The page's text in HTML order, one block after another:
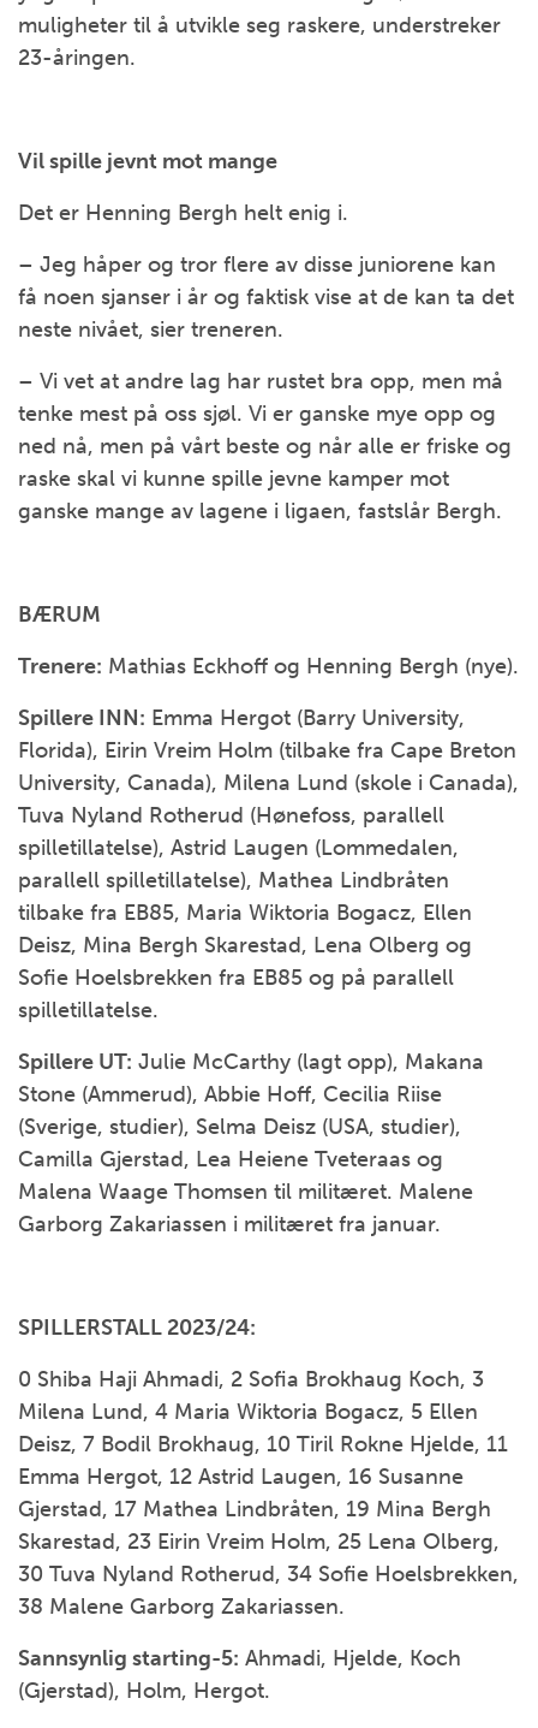
muligheter til å utvikle seg raskere, understreker
23-åringen.
Vil spille jevnt mot mange
Det er Henning Bergh helt enig i.
– Jeg håper og tror flere av disse juniorene kan
få noen sjanser i år og faktisk vise at de kan ta det
neste nivået, sier treneren.
– Vi vet at andre lag har rustet bra opp, men må
tenke mest på oss sjøl. Vi er ganske mye opp og
ned nå, men på vårt beste og når alle er friske og
raske skal vi kunne spille jevne kamper mot
ganske mange av lagene i ligaen, fastslår Bergh.
BÆRUM
Trenere: Mathias Eckhoff og Henning Bergh (nye).
Spillere INN: Emma Hergot (Barry University,
Florida), Eirin Vreim Holm (tilbake fra Cape Breton
University, Canada), Milena Lund (skole i Canada),
Tuva Nyland Rotherud (Hønefoss, parallell
spilletillatelse), Astrid Laugen (Lommedalen,
parallell spilletillatelse), Mathea Lindbråten
tilbake fra EB85, Maria Wiktoria Bogacz, Ellen
Deisz, Mina Bergh Skarestad, Lena Olberg og
Sofie Hoelsbrekken fra EB85 og på parallell
spilletillatelse.
Spillere UT: Julie McCarthy (lagt opp), Makana
Stone (Ammerud), Abbie Hoff, Cecilia Riise
(Sverige, studier), Selma Deisz (USA, studier),
Camilla Gjerstad, Lea Heiene Tveteraas og
Malena Waage Thomsen til militæret. Malene
Garborg Zakariassen i militæret fra januar.
SPILLERSTALL 2023/24:
0 Shiba Haji Ahmadi, 2 Sofia Brokhaug Koch, 3
Milena Lund, 4 Maria Wiktoria Bogacz, 5 Ellen
Deisz, 7 Bodil Brokhaug, 10 Tiril Rokne Hjelde, 11
Emma Hergot, 12 Astrid Laugen, 16 Susanne
Gjerstad, 17 Mathea Lindbråten, 19 Mina Bergh
Skarestad, 23 Eirin Vreim Holm, 25 Lena Olberg,
30 Tuva Nyland Rotherud, 34 Sofie Hoelsbrekken,
38 Malene Garborg Zakariassen.
Sannsynlig starting-5: Ahmadi, Hjelde, Koch
(Gjerstad), Holm, Hergot.